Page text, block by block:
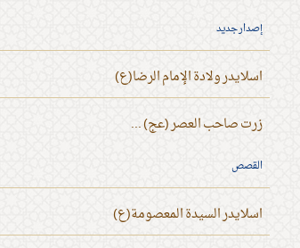
إصدار جديد
اسلايدر ولادة الإمام الرضا(ع)
زرت صاحب العصر (عج) ...
القصص
اسلايدر السيدة المعصومة(ع)